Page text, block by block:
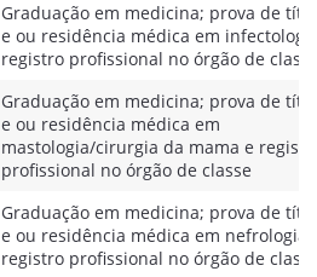
Graduação em medicina; prova de
e ou residência médica em
registro profissional no órgão de
Graduação em medicina; prova de
e ou residência médica em
mastologia/cirurgia da mama e
profissional no órgão de classe
Graduação em medicina; prova de
e ou residência médica em nefrologia
registro profissional no órgão de